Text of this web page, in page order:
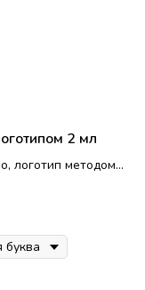
2 мл
логотип методом
и капельница с